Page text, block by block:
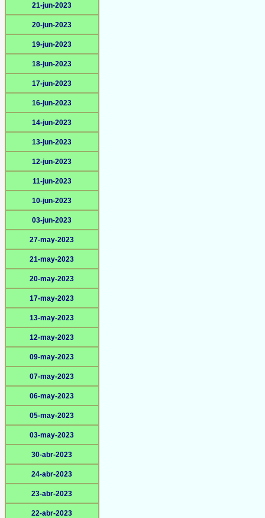
21-jun-2023
20-jun-2023
19-jun-2023
18-jun-2023
17-jun-2023
16-jun-2023
14-jun-2023
13-jun-2023
12-jun-2023
11-jun-2023
10-jun-2023
03-jun-2023
27-may-2023
21-may-2023
20-may-2023
17-may-2023
13-may-2023
12-may-2023
09-may-2023
07-may-2023
06-may-2023
05-may-2023
03-may-2023
30-abr-2023
24-abr-2023
23-abr-2023
22-abr-2023